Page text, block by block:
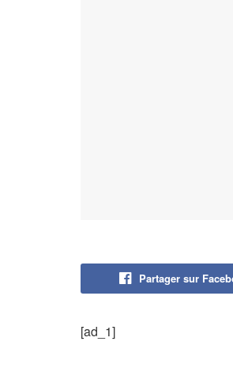
Partager sur
[ad_1]